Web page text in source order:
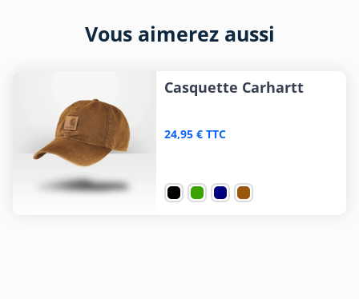
Vous aimerez aussi
Casquette Carhartt
24,95 € TTC